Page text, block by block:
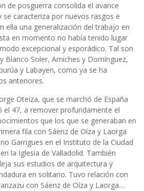
de posguerra consolida el avance
caracteriza por nuevos rasgos e
ella una generalización del trabajo en
en momento no había tenido lugar
excepcional y esporádico. Tal son
Blanco Soler, Arniches y Domínguez,
y Labayen, como ya se ha
anteriores.
Oteiza, que se marchó de España
el 47, a remover profundamente el
que los que se generaban en
fila con Sáenz de Oíza y Laorga
Garrigues en el Instituto de la Ciudad
la Iglesia de Valladolid. También
sus estudios de arquitectura y
en solitario. Tuvo relación con
con Sáenz de Oíza y Laorga…